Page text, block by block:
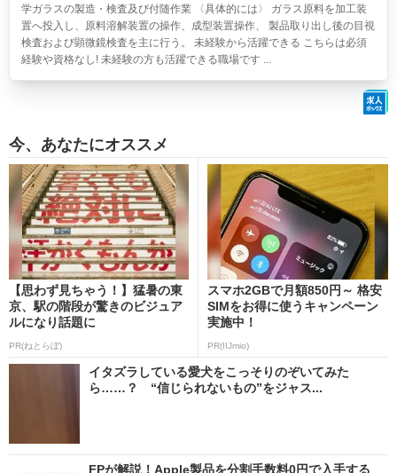
学ガラスの製造・検査及び付随作業 〈具体的には〉 ガラス原料を加工装
置へ投入し、原料溶解装置の操作、成型装置操作、 製品取り出し後の目視
検査および顕微鏡検査を主に行う。 未経験から活躍できる こちらは必須
経験や資格なし! 未経験の方も活躍できる職場です ...
今、あなたにオススメ
【思わず見ちゃう！】猛暑の東
京、駅の階段が驚きのビジュア
ルになり話題に
PR(ねとらぼ)
スマホ2GBで月額850円～ 格安
SIMをお得に使うキャンペーン
実施中！
PR(IIJmio)
イタズラしている愛犬をこっそりのぞいてみた
ら……？ “信じられないもの”をジャス...
FPが解説！Apple製品を分割手数料0円で入手する